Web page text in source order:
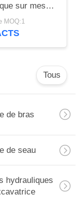
sur mesure
de bras
MOQ:1
Tous
de bras
de seau
hydrauliques